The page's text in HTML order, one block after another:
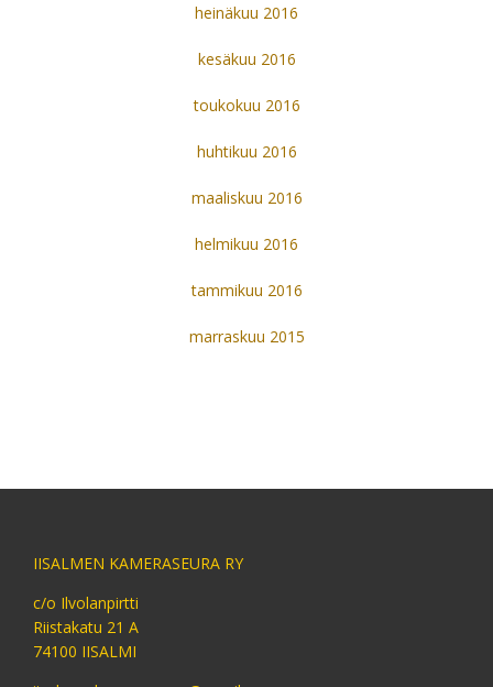
heinäkuu 2016
kesäkuu 2016
toukokuu 2016
huhtikuu 2016
maaliskuu 2016
helmikuu 2016
tammikuu 2016
marraskuu 2015
IISALMEN KAMERASEURA RY
c/o Ilvolanpirtti
Riistakatu 21 A
74100 IISALMI